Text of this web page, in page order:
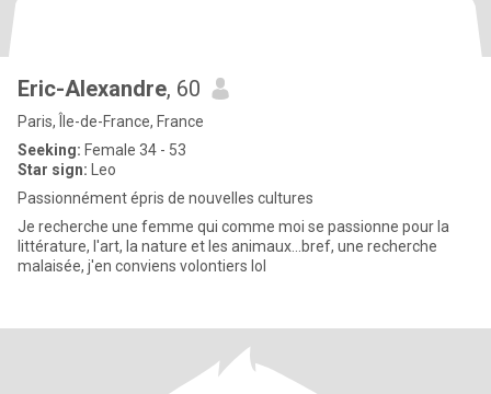
Eric-Alexandre, 60
Paris, Île-de-France, France
Seeking: Female 34 - 53
Star sign: Leo
Passionnément épris de nouvelles cultures
Je recherche une femme qui comme moi se passionne pour la
littérature, l'art, la nature et les animaux...bref, une recherche
malaisée, j'en conviens volontiers lol